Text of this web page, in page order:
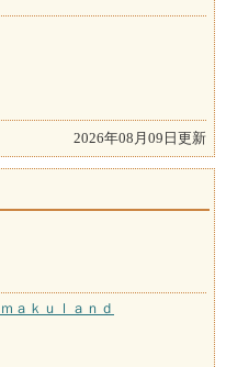
2026年08月09日更新
ａｋｕｌａｎｄ